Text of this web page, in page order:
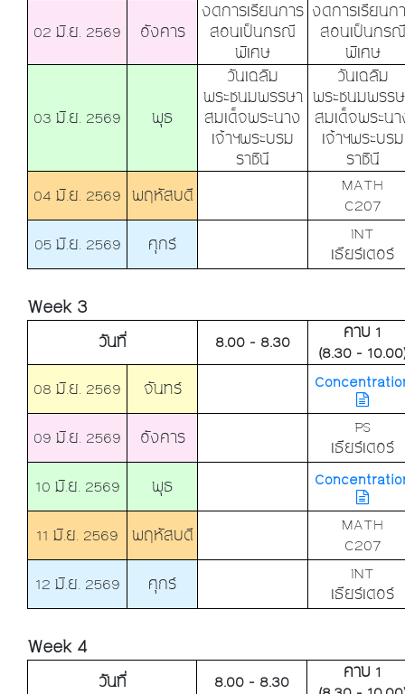
02 มิ.ย. 2569 อังคาร
งดการเรียนการ
สอนเป็นกรณี
พิเศษ
งดการเรียนก
สอนเป็นกรณี
พิเศษ
03 มิ.ย. 2569 พุธ
วันเฉลิม
พระชนมพรรษา
สมเด็จพระนาง
เจ้าฯพระบรม
ราชินี
วันเฉลิม
พระชนมพรร
สมเด็จพระน
เจ้าฯพระบรม
ราชินี
04 มิ.ย. 2569 พฤหัสบดี
MATH
C207
05 มิ.ย. 2569
ศุกร์
INT
เธียร์เตอร์
Week 3
วันที่ 8.00 - 8.30
คาบ 1
(8.30 -
08 มิ.ย. 2569
จันทร์
09 มิ.ย. 2569 อังคาร
PS
เธียร์เตอร์
10 มิ.ย. 2569
พุธ
11 มิ.ย. 2569 พฤหัสบดี
MATH
C207
12 มิ.ย. 2569
ศุกร์
INT
เธียร์เตอร์
Week 4
วันที่ 8.00 - 8.30
คาบ 1